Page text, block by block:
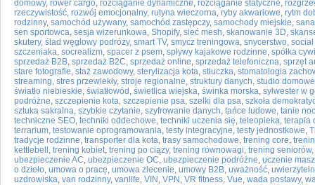
domowy, rower cargo, rozciąganie dynamiczne, rozciąganie statyczne,
rzeczywistość, rozwój emocjonalny, rutyna wieczorna, ryby akwariowe, rytm
rodzinny, samochód używany, samochód zastępczy, samochody miejskie,
sen sportowca, sesja wizerunkowa, Shopify, sieć mesh, skanowanie 3D,
skutery, ślad węglowy podróży, smart TV, smycz treningowa, snycerstwo,
szczeniaka, socrealizm, spacer z psem, spływy kajakowe rodzinne, spółka
sprzedaż B2B, sprzedaż B2C, sprzedaż online, sprzedaż telefoniczna, sprzęt
stare fotografie, staż zawodowy, sterylizacja kota, stłuczka, stomatologia
streaming, stres przewlekły, stroje regionalne, struktury danych, studio domowe
światło niebieskie, światłowód , świetlica wiejska, świnka morska, sylwester w
podróżne, szczepienie kota, szczepienie psa, szelki dla psa, szkoła
sztuka sakralna, szybkie czytanie, szyfrowanie danych, tańce ludowe, tanie
techniczne SEO, techniki oddechowe, techniki uczenia się, teleopieka, terapia
terrarium, testowanie oprogramowania, testy integracyjne, testy jednostkowe,
tradycje rodzinne, transporter dla kota, trasy samochodowe, trening core,
kettlebell , trening kobiet, trening po ciąży, trening równowagi, trening seniorów,
ubezpieczenie AC, ubezpieczenie OC, ubezpieczenie podróżne, uczenie
o dzieło, umowa o pracę, umowa zlecenie, umowy B2B, uważność,
uzdrowiska, van rodzinny, vanlife, VIN , VPN , VR fitness, Vue, wada postawy,